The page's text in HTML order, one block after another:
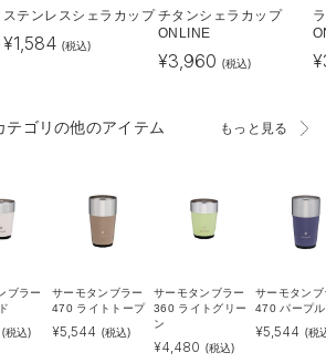
ステンレスシェラカップ
¥1,584 (税込)
チタンシェラカップ
ONLINE
¥3,960 (税込) ¥
テゴリの他のアイテム もっと見る
ブラー
(税込)
サーモタンブラー
470 ライトトープ
¥5,544 (税込)
サーモタンブラー
360 ライトグリー
ン
¥4,480 (税込)
サーモタンブ
470 パープル
¥5,544 (税